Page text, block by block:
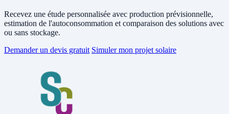
Recevez une étude personnalisée avec production prévisionnelle,
estimation de l'autoconsommation et comparaison des solutions avec
ou sans stockage.
Demander un devis gratuit Simuler mon projet solaire